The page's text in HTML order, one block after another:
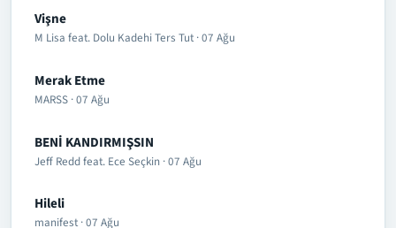
Vişne
M Lisa feat. Dolu Kadehi Ters Tut · 07 Ağu
Merak Etme
MARSS · 07 Ağu
BENİ KANDIRMIŞSIN
Jeff Redd feat. Ece Seçkin · 07 Ağu
Hileli
manifest · 07 Ağu